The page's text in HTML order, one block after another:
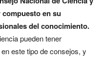
en su
del conocimiento.
pueden tener
este tipo de consejos, y